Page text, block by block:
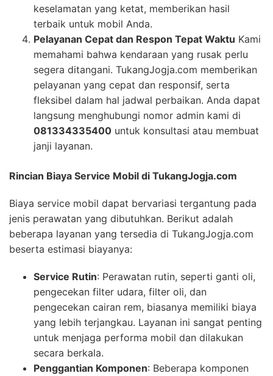
keselamatan yang ketat, memberikan hasil
terbaik untuk mobil Anda.
Pelayanan Cepat dan Respon Tepat Waktu Kami
memahami bahwa kendaraan yang rusak perlu
segera ditangani. TukangJogja.com memberikan
pelayanan yang cepat dan responsif, serta
fleksibel dalam hal jadwal perbaikan. Anda dapat
langsung menghubungi nomor admin kami di
081334335400 untuk konsultasi atau membuat
janji layanan.
Rincian Biaya Service Mobil di TukangJogja.com
Biaya service mobil dapat bervariasi tergantung pada
jenis perawatan yang dibutuhkan. Berikut adalah
beberapa layanan yang tersedia di TukangJogja.com
beserta estimasi biayanya:
Service Rutin: Perawatan rutin, seperti ganti oli,
pengecekan filter udara, filter oli, dan
pengecekan cairan rem, biasanya memiliki biaya
yang lebih terjangkau. Layanan ini sangat penting
untuk menjaga performa mobil dan dilakukan
secara berkala.
Penggantian Komponen: Beberapa komponen